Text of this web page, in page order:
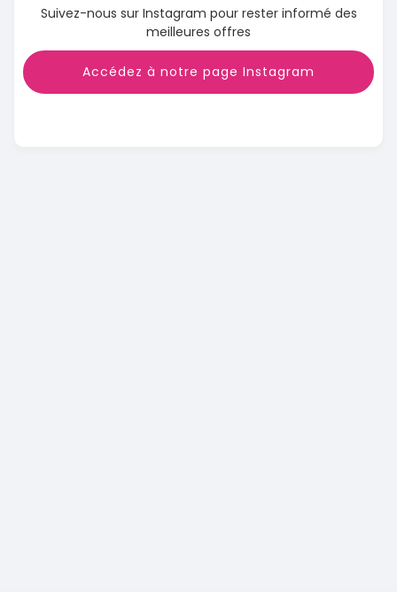
Suivez-nous sur Instagram pour rester informé des
meilleures offres
Accédez à notre page Instagram